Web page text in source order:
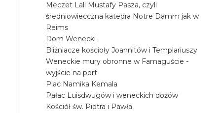
Meczet Lali Mustafy Pasza, czyli
średniowiecczna katedra Notre Damm jak w
Reims
Dom Wenecki
Bliźniacze kościoły Joannitów i Templariuszy
Weneckie mury obronne w Famaguście -
wyjście na port
Plac Namika Kemala
Pałac Luisdwugów i weneckich dożów
Kościół św. Piotra i Pawła